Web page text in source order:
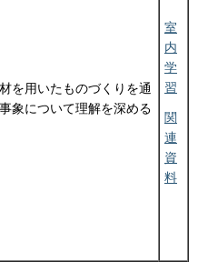
を用いたものづくりを通
象について理解を深める
室
内
学
習
関
連
資
料